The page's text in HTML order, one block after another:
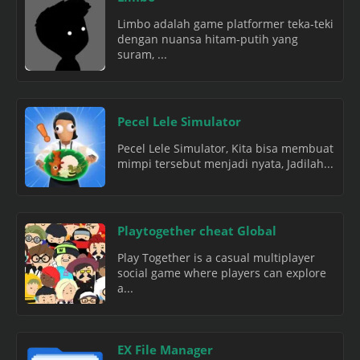
Limbo adalah game platformer teka-teki
dengan nuansa hitam-putih yang
suram, ...
Pecel Lele Simulator
Pecel Lele Simulator, Kita bisa membuat
mimpi tersebut menjadi nyata, Jadilah...
Playtogether cheat Global
Play Together is a casual multiplayer
social game where players can explore
a...
EX File Manager